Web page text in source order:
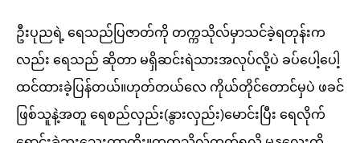
ဦးပုညရဲ့ ရေသည်ပြဇာတ်ကို တက္ကသိုလ်မှာသင်ခဲ့ရတုန်းက
လည်း ရေသည် ဆိုတာ မရှိဆင်းရဲသားအလုပ်လို့ပဲ ခပ်ပေါ့ပေါ့
ထင်ထားခဲ့ပြန်တယ်။ဟုတ်တယ်လေ ကိုယ်တိုင်တောင်မှပဲ ဖခင်
ဖြစ်သူနဲ့အတူ ရေစည်လှည်း(နွားလှည်း)မောင်းပြီး ရေလိုက်